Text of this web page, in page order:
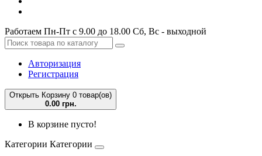
Работаем Пн-Пт с 9.00 до 18.00 Сб, Вс - выходной
Авторизация
Регистрация
Открыть Корзину 0 товар(ов)
0.00 грн.
В корзине пусто!
Категории Категории